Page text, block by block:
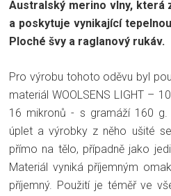
Australský merino vlny, která
a poskytuje vynikající
Ploché švy a raglanový rukáv.
Pro výrobu tohoto oděvu byl
materiál WOOLSENS LIGHT –
16 mikronů - s gramáží 160
úplet a výrobky z něho ušité
přímo na tělo, případně jako
Materiál vyniká příjemným
příjemný. Použití je téměř ve